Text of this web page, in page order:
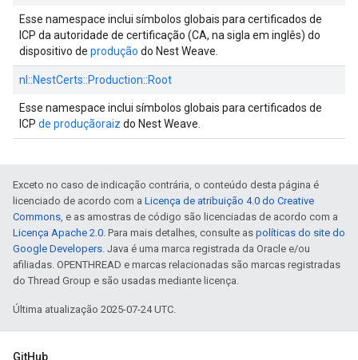
Esse namespace inclui símbolos globais para certificados de
ICP da autoridade de certificação (CA, na sigla em inglês) do
dispositivo de produção do Nest Weave.
nl::NestCerts::Production::Root
Esse namespace inclui símbolos globais para certificados de
ICP de produçãoraiz do Nest Weave.
Exceto no caso de indicação contrária, o conteúdo desta página é
licenciado de acordo com a Licença de atribuição 4.0 do Creative
Commons, e as amostras de código são licenciadas de acordo com a
Licença Apache 2.0. Para mais detalhes, consulte as políticas do site do
Google Developers. Java é uma marca registrada da Oracle e/ou
afiliadas. OPENTHREAD e marcas relacionadas são marcas registradas
do Thread Group e são usadas mediante licença.
Última atualização 2025-07-24 UTC.
GitHub